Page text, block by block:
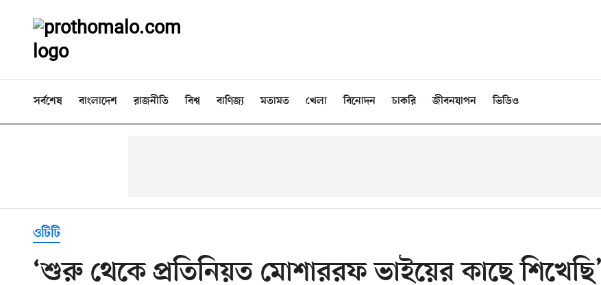
সর্বশেষ বাংলাদেশ রাজনীতি বিশ্ব বাণিজ্য মতামত খেলা বিনোদন চাকরি জীবনযাপন ভিডিও
ওটিটি
‘শুরু থেকে প্রতিনিয়ত মোশাররফ ভাইয়ের কাছে শিখেছি’